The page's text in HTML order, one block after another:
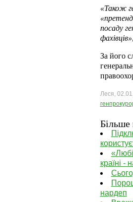
«Також
посаду
фахівців»
За його
Леся,
Більше
країні -
нардеп